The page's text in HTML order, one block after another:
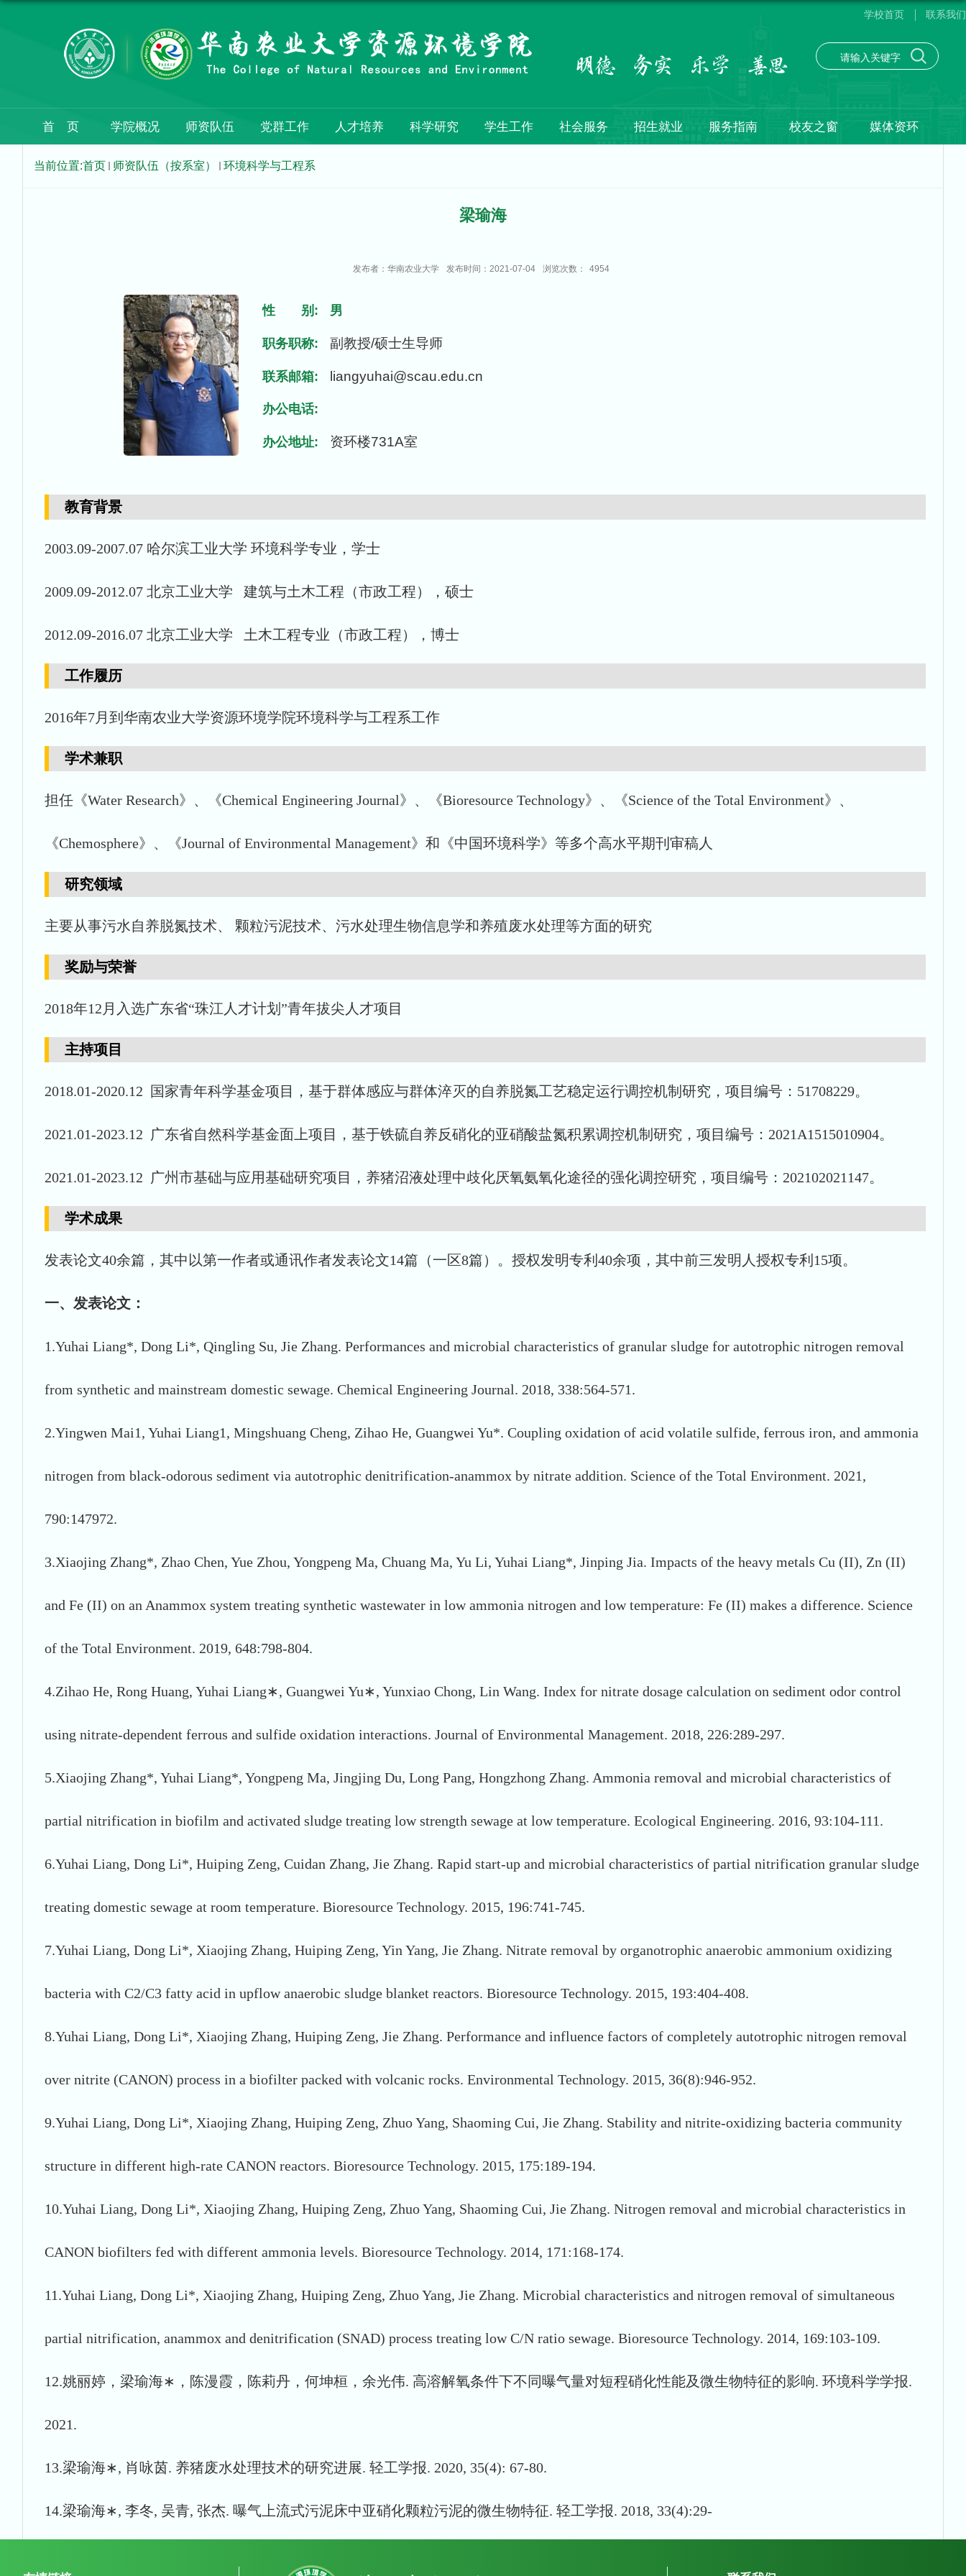
学校首页 联系我们
首 页 学院概况 师资队伍 党群工作 人才培养 科学研究 学生工作 社会服务 招生就业 服务指南 校友之窗 媒体资环
当前位置:首页 师资队伍（按系室） 环境科学与工程系
梁瑜海
发布者：华南农业大学 发布时间：2021-07-04 浏览次数： 4954
性 别: 男
职务职称: 副教授/硕士生导师
联系邮箱: liangyuhai@scau.edu.cn
办公电话:
办公地址: 资环楼731A室
教育背景
2003.09-2007.07 哈尔滨工业大学 环境科学专业，学士
2009.09-2012.07 北京工业大学 建筑与土木工程（市政工程），硕士
2012.09-2016.07 北京工业大学 土木工程专业（市政工程），博士
工作履历
2016年7月到华南农业大学资源环境学院环境科学与工程系工作
学术兼职
担任《Water Research》、《Chemical Engineering Journal》、《Bioresource Technology》、《Science of the Total Environment》、
《Chemosphere》、《Journal of Environmental Management》和《中国环境科学》等多个高水平期刊审稿人
研究领域
主要从事污水自养脱氮技术、 颗粒污泥技术、污水处理生物信息学和养殖废水处理等方面的研究
奖励与荣誉
2018年12月入选广东省“珠江人才计划”青年拔尖人才项目
主持项目
2018.01-2020.12 国家青年科学基金项目，基于群体感应与群体淬灭的自养脱氮工艺稳定运行调控机制研究，项目编号：51708229。
2021.01-2023.12 广东省自然科学基金面上项目，基于铁硫自养反硝化的亚硝酸盐氮积累调控机制研究，项目编号：2021A1515010904。
2021.01-2023.12 广州市基础与应用基础研究项目，养猪沼液处理中歧化厌氧氨氧化途径的强化调控研究，项目编号：202102021147。
学术成果
发表论文40余篇，其中以第一作者或通讯作者发表论文14篇（一区8篇）。授权发明专利40余项，其中前三发明人授权专利15项。
一、发表论文：
1.Yuhai Liang*, Dong Li*, Qingling Su, Jie Zhang. Performances and microbial characteristics of granular sludge for autotrophic nitrogen removal
from synthetic and mainstream domestic sewage. Chemical Engineering Journal. 2018, 338:564-571.
2.Yingwen Mai1, Yuhai Liang1, Mingshuang Cheng, Zihao He, Guangwei Yu*. Coupling oxidation of acid volatile sulfide, ferrous iron, and ammonia
nitrogen from black-odorous sediment via autotrophic denitrification-anammox by nitrate addition. Science of the Total Environment. 2021,
790:147972.
3.Xiaojing Zhang*, Zhao Chen, Yue Zhou, Yongpeng Ma, Chuang Ma, Yu Li, Yuhai Liang*, Jinping Jia. Impacts of the heavy metals Cu (II), Zn (II)
and Fe (II) on an Anammox system treating synthetic wastewater in low ammonia nitrogen and low temperature: Fe (II) makes a difference. Science
of the Total Environment. 2019, 648:798-804.
4.Zihao He, Rong Huang, Yuhai Liang∗, Guangwei Yu∗, Yunxiao Chong, Lin Wang. Index for nitrate dosage calculation on sediment odor control
using nitrate-dependent ferrous and sulfide oxidation interactions. Journal of Environmental Management. 2018, 226:289-297.
5.Xiaojing Zhang*, Yuhai Liang*, Yongpeng Ma, Jingjing Du, Long Pang, Hongzhong Zhang. Ammonia removal and microbial characteristics of
partial nitrification in biofilm and activated sludge treating low strength sewage at low temperature. Ecological Engineering. 2016, 93:104-111.
6.Yuhai Liang, Dong Li*, Huiping Zeng, Cuidan Zhang, Jie Zhang. Rapid start-up and microbial characteristics of partial nitrification granular sludge
treating domestic sewage at room temperature. Bioresource Technology. 2015, 196:741-745.
7.Yuhai Liang, Dong Li*, Xiaojing Zhang, Huiping Zeng, Yin Yang, Jie Zhang. Nitrate removal by organotrophic anaerobic ammonium oxidizing
bacteria with C2/C3 fatty acid in upflow anaerobic sludge blanket reactors. Bioresource Technology. 2015, 193:404-408.
8.Yuhai Liang, Dong Li*, Xiaojing Zhang, Huiping Zeng, Jie Zhang. Performance and influence factors of completely autotrophic nitrogen removal
over nitrite (CANON) process in a biofilter packed with volcanic rocks. Environmental Technology. 2015, 36(8):946-952.
9.Yuhai Liang, Dong Li*, Xiaojing Zhang, Huiping Zeng, Zhuo Yang, Shaoming Cui, Jie Zhang. Stability and nitrite-oxidizing bacteria community
structure in different high-rate CANON reactors. Bioresource Technology. 2015, 175:189-194.
10.Yuhai Liang, Dong Li*, Xiaojing Zhang, Huiping Zeng, Zhuo Yang, Shaoming Cui, Jie Zhang. Nitrogen removal and microbial characteristics in
CANON biofilters fed with different ammonia levels. Bioresource Technology. 2014, 171:168-174.
11.Yuhai Liang, Dong Li*, Xiaojing Zhang, Huiping Zeng, Zhuo Yang, Jie Zhang. Microbial characteristics and nitrogen removal of simultaneous
partial nitrification, anammox and denitrification (SNAD) process treating low C/N ratio sewage. Bioresource Technology. 2014, 169:103-109.
12.姚丽婷，梁瑜海∗，陈漫霞，陈莉丹，何坤桓，余光伟. 高溶解氧条件下不同曝气量对短程硝化性能及微生物特征的影响. 环境科学学报.
2021.
13.梁瑜海∗, 肖咏茵. 养猪废水处理技术的研究进展. 轻工学报. 2020, 35(4): 67-80.
14.梁瑜海∗, 李冬, 吴青, 张杰. 曝气上流式污泥床中亚硝化颗粒污泥的微生物特征. 轻工学报. 2018, 33(4):29-